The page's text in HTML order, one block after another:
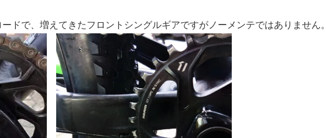
ドで、増えてきたフロントシングルギアですがノーメンテではありません。